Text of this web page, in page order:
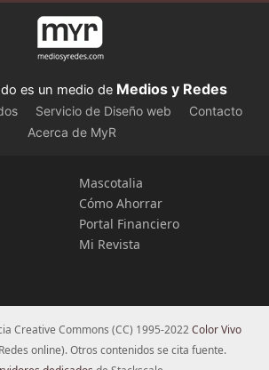
es un medio de Medios y Redes
Servicio de Diseño web
Contacto
Acerca de MyR
Mascotalia
Cómo Ahorrar
Portal Financiero
Mi Revista
Creative Commons (CC) 1995-2022Color Vivo
online). Otros contenidos se cita fuente.